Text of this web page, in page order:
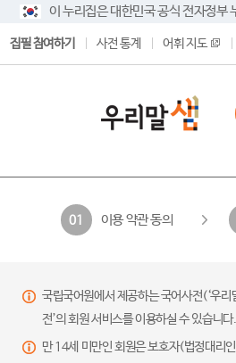
이 누리집은 대한민국 공식 전자정부
집필 참여하기 사전 통계 어휘 지도
01 이용 약관 동의
국립국어원에서 제공하는 국어사전(‘우
전’의 회원 서비스를 이용하실 수 있습니다.
만 14세 미만인 회원은 보호자(법정대리